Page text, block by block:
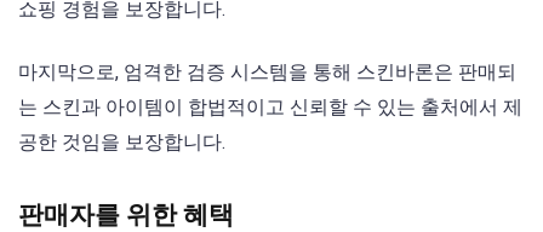
쇼핑 경험을 보장합니다.
마지막으로, 엄격한 검증 시스템을 통해 스킨바론은 판매되
는 스킨과 아이템이 합법적이고 신뢰할 수 있는 출처에서 제
공한 것임을 보장합니다.
판매자를 위한 혜택